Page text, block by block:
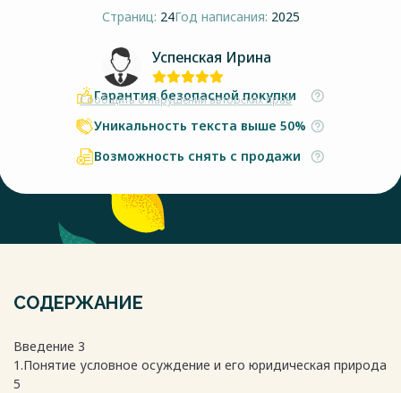
Страниц: 24Год написания: 2025
Успенская Ирина
Сообщить о нарушении авторских прав
Гарантия безопасной покупки
Уникальность текста выше 50%
Возможность снять с продажи
СОДЕРЖАНИЕ
Введение 3
1.Понятие условное осуждение и его юридическая природа
5